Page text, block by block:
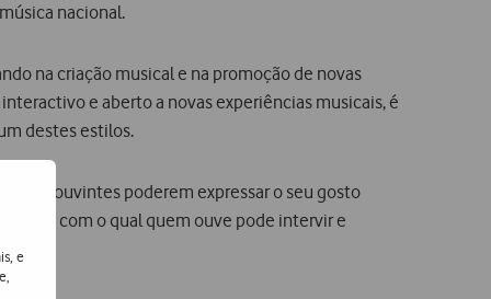
e
nacional.
na criação musical e na promoção de novas
e aberto a novas experiências musicais, é
destes estilos.
os ouvintes poderem expressar o seu gosto
com o qual quem ouve pode intervir e